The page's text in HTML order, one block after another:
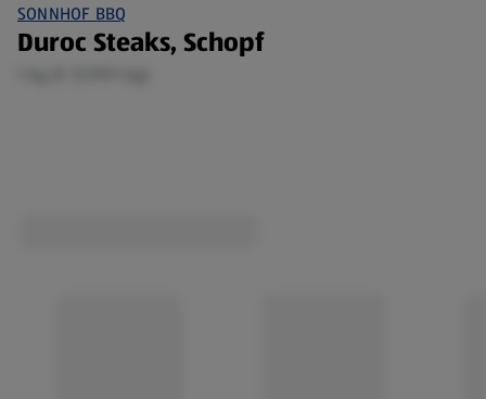
SONNHOF BBQ
Duroc Steaks, Schopf